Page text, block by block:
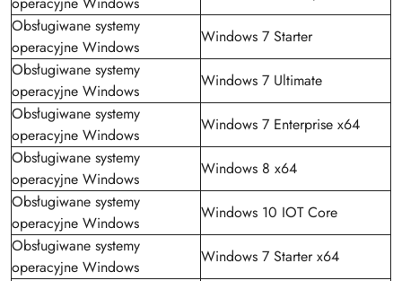
Obsługiwane systemy
operacyjne Windows
Windows 7 Starter
Obsługiwane systemy
operacyjne Windows
Windows 7 Ultimate
Obsługiwane systemy
operacyjne Windows
Windows 7 Enterprise x64
Obsługiwane systemy
operacyjne Windows
Windows 8 x64
Obsługiwane systemy
operacyjne Windows
Windows 10 IOT Core
Obsługiwane systemy
operacyjne Windows
Windows 7 Starter x64